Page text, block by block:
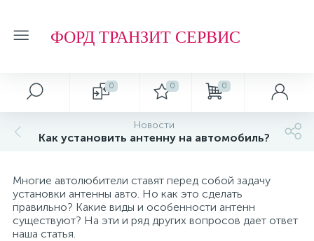
ФОРД ТРАНЗИТ СЕРВИС
0 0 0
Новости
Как установить антенну на автомобиль?
Многие автолюбители ставят перед собой задачу
установки антенны авто. Но как это сделать
правильно? Какие виды и особенности антенн
существуют? На эти и ряд других вопросов дает ответ
наша статья.